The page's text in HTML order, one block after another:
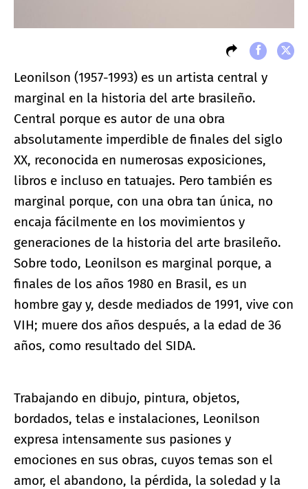
Leonilson (1957-1993) es un artista central y
marginal en la historia del arte brasileño.
Central porque es autor de una obra
absolutamente imperdible de finales del siglo
XX, reconocida en numerosas exposiciones,
libros e incluso en tatuajes. Pero también es
marginal porque, con una obra tan única, no
encaja fácilmente en los movimientos y
generaciones de la historia del arte brasileño.
Sobre todo, Leonilson es marginal porque, a
finales de los años 1980 en Brasil, es un
hombre gay y, desde mediados de 1991, vive con
VIH; muere dos años después, a la edad de 36
años, como resultado del SIDA.
Trabajando en dibujo, pintura, objetos,
bordados, telas e instalaciones, Leonilson
expresa intensamente sus pasiones y
emociones en sus obras, cuyos temas son el
amor, el abandono, la pérdida, la soledad y la